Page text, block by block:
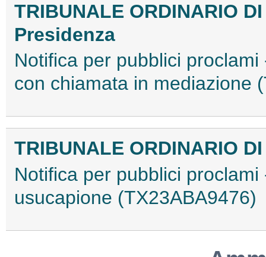
TRIBUNALE ORDINARIO
Presidenza
Notifica per pubblici
con chiamata in mediazione
TRIBUNALE ORDINARIO
Notifica per pubblici
usucapione (TX23ABA9476)